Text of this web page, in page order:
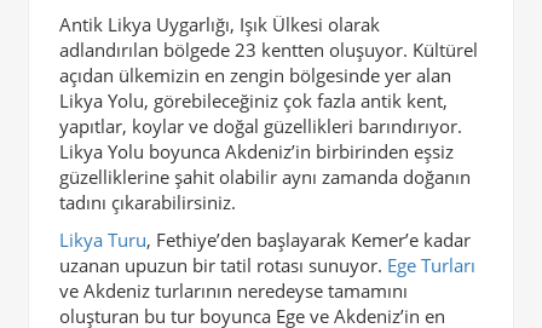
Antik Likya Uygarlığı, Işık Ülkesi olarak
adlandırılan bölgede 23 kentten oluşuyor. Kültürel
açıdan ülkemizin en zengin bölgesinde yer alan
Likya Yolu, görebileceğiniz çok fazla antik kent,
yapıtlar, koylar ve doğal güzellikleri barındırıyor.
Likya Yolu boyunca Akdeniz’in birbirinden eşsiz
güzelliklerine şahit olabilir aynı zamanda doğanın
tadını çıkarabilirsiniz.
Likya Turu, Fethiye’den başlayarak Kemer’e kadar
uzanan upuzun bir tatil rotası sunuyor. Ege Turları
ve Akdeniz turlarının neredeyse tamamını
oluşturan bu tur boyunca Ege ve Akdeniz’in en